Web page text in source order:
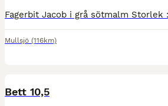
Mullsjö (116km)
Bett 10,5